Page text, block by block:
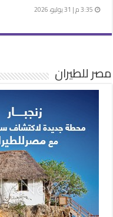
3:35 م | 31 يوليو، 2026
مصر للطيران